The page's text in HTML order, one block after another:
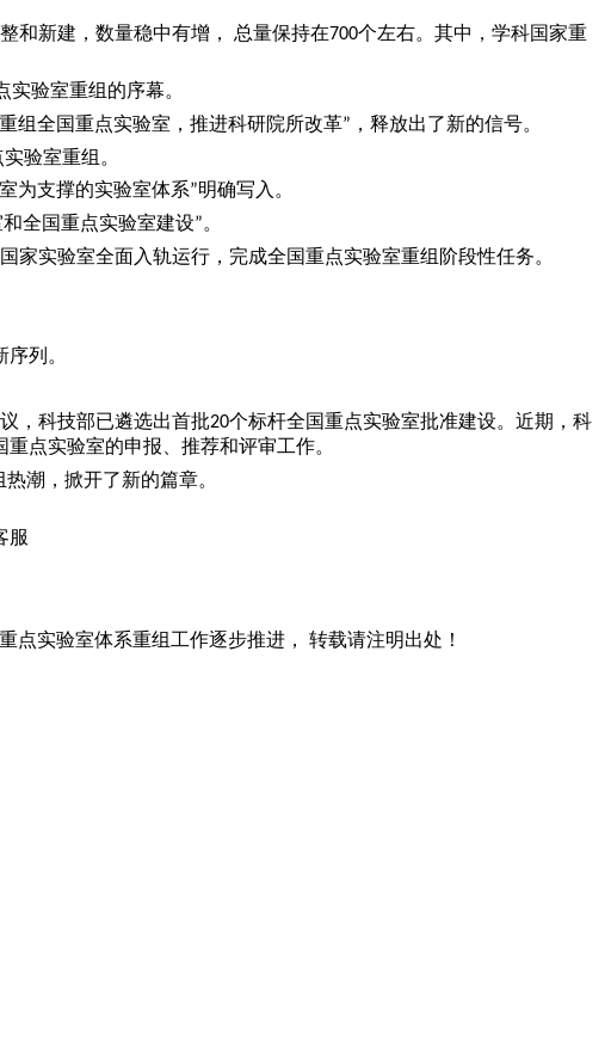
和新建，数量稳中有增， 总量保持在700个左右。其中，学科国家重
实验室重组的序幕。
组全国重点实验室，推进科研院所改革” ，释放出了新的信号。
验室重组。
为支撑的实验室体系”明确写入。
全国重点实验室建设”。
实验室全面入轨运行，完成全国重点实验室重组阶段性任务。
列。
，科技部已遴选出首批20个标杆全国重点实验室批准建设。近期，科
点实验室的申报、推荐和评审工作。
潮，掀开了新的篇章。
服
点实验室体系重组工作逐步推进， 转载请注明出处！